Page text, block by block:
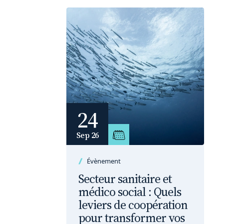
24
Sep 26
Évènement
Secteur sanitaire et
médico social : Quels
leviers de coopération
pour transformer vos